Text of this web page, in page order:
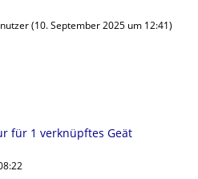
(10. September 2025 um 12:41)
für 1 verknüpftes Geät